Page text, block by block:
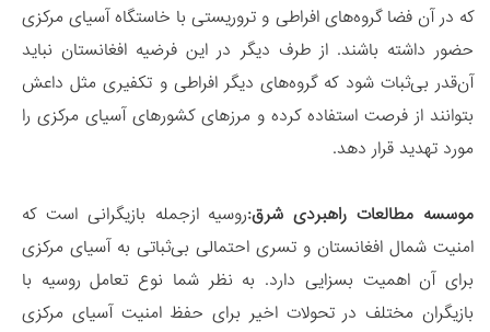
که در آن فضا گروه‌های افراطی و تروریستی با خاستگاه آسیای مرکزی
حضور داشته باشند. از طرف دیگر در این فرضیه افغانستان نباید
آن‌قدر بی‌ثبات شود که گروه‌های دیگر افراطی و تکفیری مثل داعش
بتوانند از فرصت استفاده کرده و مرزهای کشورهای آسیای مرکزی را
مورد تهدید قرار دهد.
موسسه مطالعات راهبردی شرق:روسیه ازجمله بازیگرانی است که
امنیت شمال افغانستان و تسری احتمالی بی‌ثباتی به آسیای مرکزی
برای آن اهمیت بسزایی دارد. به نظر شما نوع تعامل روسیه با
بازیگران مختلف در تحولات اخیر برای حفظ امنیت آسیای مرکزی